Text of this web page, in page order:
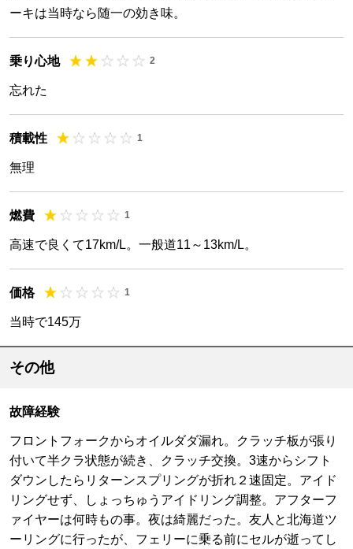
ーキは当時なら随一の効き味。
乗り心地 2
忘れた
積載性 1
無理
燃費 1
高速で良くて17km/L。一般道11～13km/L。
価格 1
当時で145万
その他
故障経験
フロントフォークからオイルダダ漏れ。クラッチ板が張り
付いて半クラ状態が続き、クラッチ交換。3速からシフト
ダウンしたらリターンスプリングが折れ２速固定。アイド
リングせず、しょっちゅうアイドリング調整。アフターフ
ァイヤーは何時もの事。夜は綺麗だった。友人と北海道ツ
ーリングに行ったが、フェリーに乗る前にセルが逝ってし